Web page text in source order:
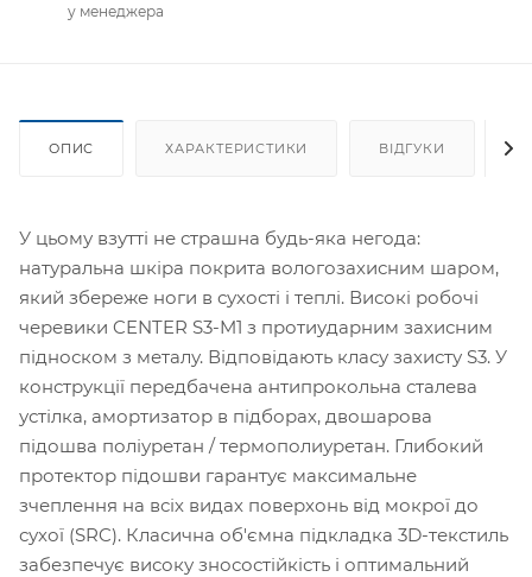
у менеджера
ОПИС ХАРАКТЕРИСТИКИ ВІДГУКИ
У цьому взутті не страшна будь-яка негода:
натуральна шкіра покрита вологозахисним шаром,
який збереже ноги в сухості і теплі. Високі робочі
черевики CENTER S3-M1 з протиударним захисним
підноском з металу. Відповідають класу захисту S3. У
конструкції передбачена антипрокольна сталева
устілка, амортизатор в підборах, двошарова
підошва поліуретан / термополиуретан. Глибокий
протектор підошви гарантує максимальне
зчеплення на всіх видах поверхонь від мокрої до
сухої (SRC). Класична об'ємна підкладка 3D-текстиль
забезпечує високу зносостійкість і оптимальний